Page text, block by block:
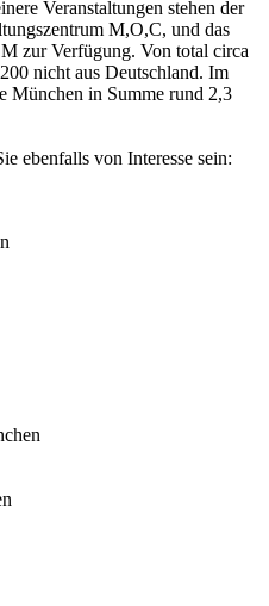
Veranstaltungen stehen der
M,O,C, und das
zur Verfügung. Von total circa
nicht aus Deutschland. Im
München in Summe rund 2,3
ebenfalls von Interesse sein: